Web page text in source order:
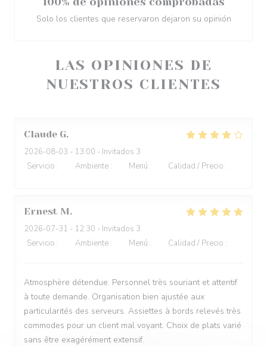
LAS OPINIONES DE
NUESTROS CLIENTES
Claude G
2026-08-03 - 13:00 - Invitados 3
Servicio : Ambiente : Menú : Calidad / Precio :
Ernest M
2026-07-31 - 12:30 - Invitados 3
Servicio : Ambiente : Menú : Calidad / Precio :
Atmosphère détendue. Personnel très souriant et attentif
à toute demande. Organisation bien ajustée aux
particularités des serveurs. Assiettes à bords relevés très
commodes pour un client mal voyant. Choix de plats varié
sans être exagérément extensif.
Solo los clientes que reservaron dejaron su opinión